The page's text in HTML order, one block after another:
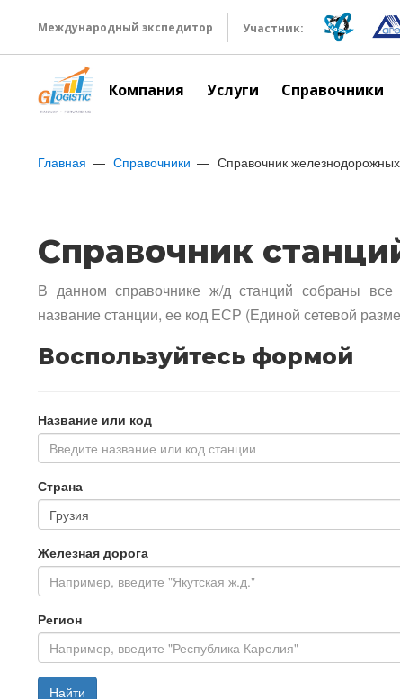
Международный экспедитор Участник:
Компания Услуги Справочники
Главная Справочники Справочник
Справочник
В данном справочнике ж/д станций собраны все
название станции, ее код ЕСР (Единой сетевой
Воспользуйтесь формой
Название или код
Введите название или код станции
Страна
Железная дорога
Регион
Найти